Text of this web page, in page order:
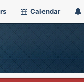
Calendar